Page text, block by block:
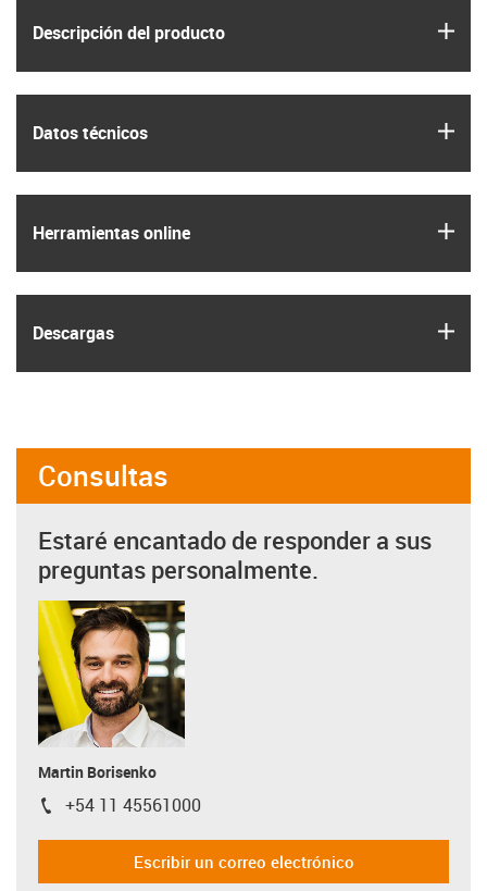
Descripción del producto
Datos técnicos
Herramientas online
Descargas
Consultas
Estaré encantado de responder a sus
preguntas personalmente.
Martin Borisenko
igus-icon-phone
+54 11 45561000
Escribir un correo electrónico